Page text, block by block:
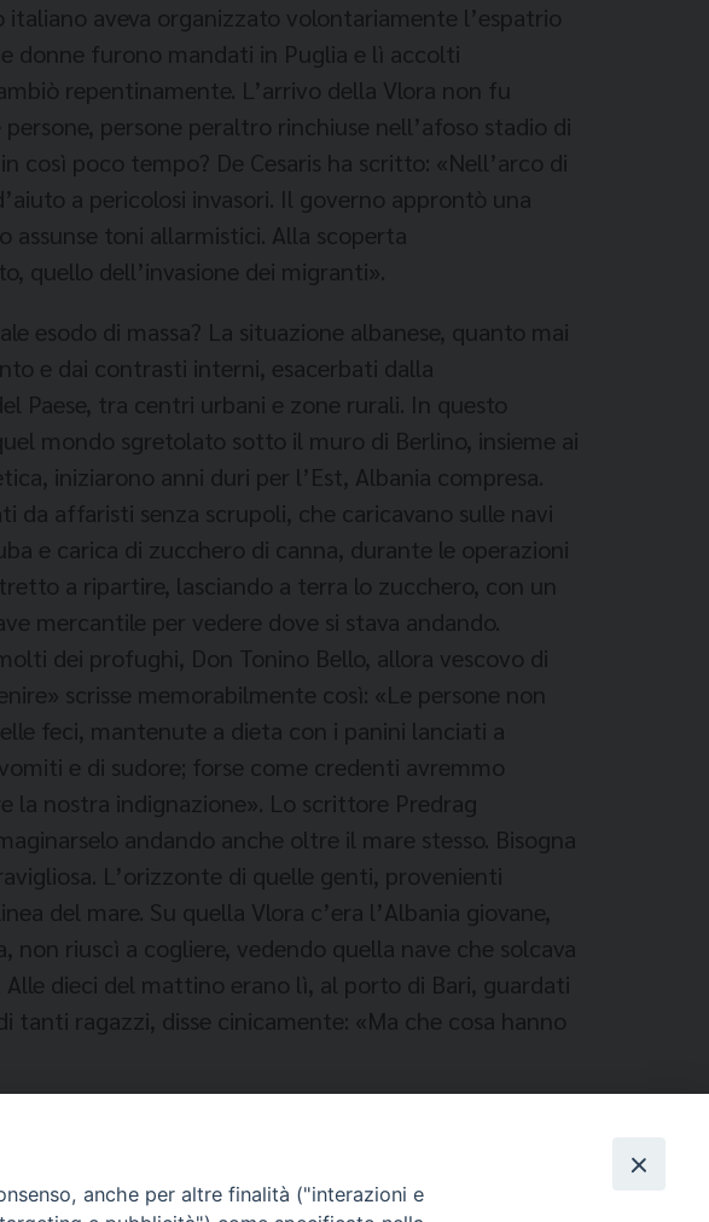
aveva organizzato volontariamente l’espatrio
donne furono mandati in Puglia e lì accolti
repentinamente. L’arrivo della Vlora non fu
persone peraltro rinchiuse nell’afoso stadio di
così poco tempo? De Cesaris ha scritto: «Nell’arco di
a pericolosi invasori. Il governo approntò una
toni allarmistici. Alla scoperta
quello dell’invasione dei migranti».
esodo di massa? La situazione albanese, quanto mai
e dai contrasti interni, esacerbati dalla
Paese, tra centri urbani e zone rurali. In questo
mondo sgretolato sotto il muro di Berlino, insieme ai
iniziarono anni duri per l’Est, Albania compresa.
affaristi senza scrupoli, che caricavano sulle navi
e carica di zucchero di canna, durante le operazioni
a ripartire, lasciando a terra lo zucchero, con un
mercantile per vedere dove si stava andando.
dei profughi, Don Tonino Bello, allora vescovo di
scrisse memorabilmente così: «Le persone non
feci, mantenute a dieta con i panini lanciati a
e di sudore; forse come credenti avremmo
la nostra indignazione». Lo scrittore Predrag
andando anche oltre il mare stesso. Bisogna
L’orizzonte di quelle genti, provenienti
del mare. Su quella Vlora c’era l’Albania giovane,
riuscì a cogliere, vedendo quella nave che solcava
dieci del mattino erano lì, al porto di Bari, guardati
ragazzi, disse cinicamente: «Ma che cosa hanno
anche per altre finalità ("interazioni e